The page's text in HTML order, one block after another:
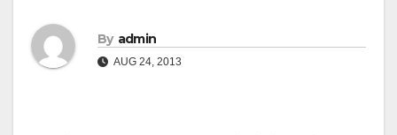
By admin
AUG 24, 2013